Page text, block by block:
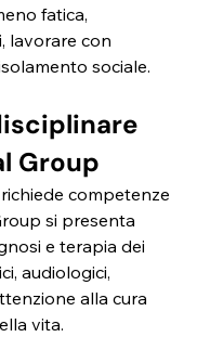
fatica,
lavorare con
sociale.
Group
competenze
si presenta
e terapia dei
audiologici,
alla cura
vita.